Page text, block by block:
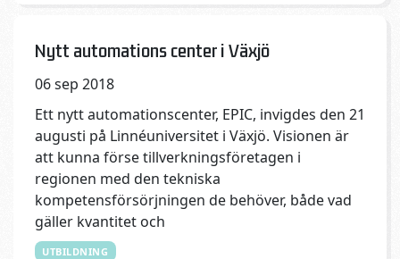
planer
på
en
automationslösning
i
din
produktion?
Nytt automations center i Växjö
Published on:
06 sep 2018
Ett nytt automationscenter, EPIC, invigdes den 21
augusti på Linnéuniversitet i Växjö. Visionen är
att kunna förse tillverkningsföretagen i
regionen med den tekniska
kompetensförsörjningen de behöver, både vad
gäller kvantitet och
Categories:
UTBILDNING